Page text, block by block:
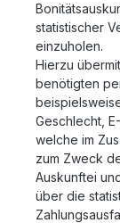
statistischer
einzuholen.
Hierzu
benötigten
Geschlecht,
welche im
zum Zweck
Auskunftei
über die